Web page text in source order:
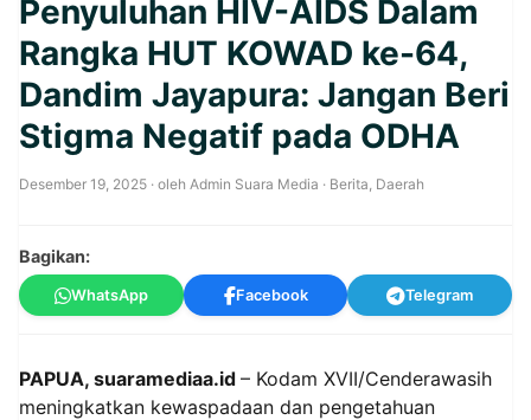
Penyuluhan HIV-AIDS Dalam
Rangka HUT KOWAD ke-64,
Dandim Jayapura: Jangan Beri
Stigma Negatif pada ODHA
Desember 19, 2025 · oleh Admin Suara Media · Berita, Daerah
Bagikan:
WhatsApp Facebook Telegram
PAPUA, suaramediaa.id – Kodam XVII/Cenderawasih
meningkatkan kewaspadaan dan pengetahuan